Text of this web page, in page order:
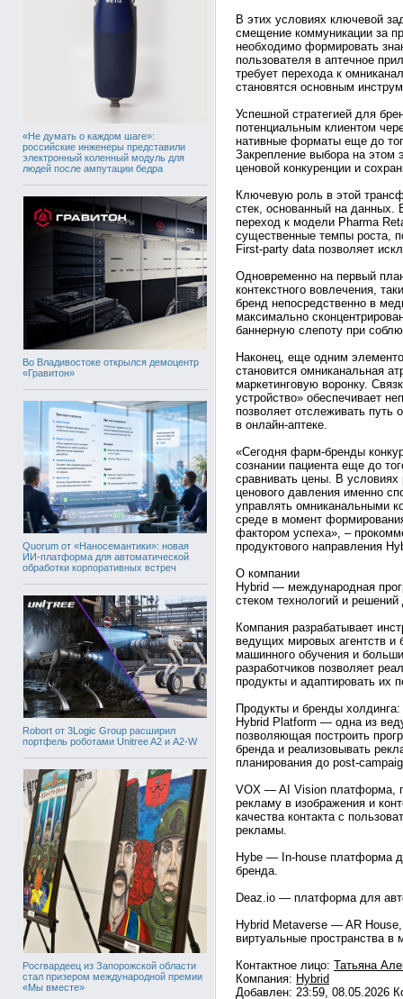
«Не думать о каждом шаге»:
российские инженеры представили
электронный коленный модуль для
людей после ампутации бедра
Во Владивостоке открылся демоцентр
«Гравитон»
Quorum от «Наносемантики»: новая
ИИ-платформа для автоматической
обработки корпоративных встреч
Robort от 3Logic Group расширил
портфель роботами Unitree A2 и A2-W
Росгвардеец из Запорожской области
стал призером международной премии
«Мы вместе»
В этих условиях ключевой
смещение коммуникации за
необходимо формировать
пользователя в аптечное
требует перехода к
становятся основным
Успешной стратегией для
потенциальным клиентом
нативные форматы еще до
Закрепление выбора на этом
ценовой конкуренции и
Ключевую роль в этой
стек, основанный на данных.
переход к модели Pharma
существенные темпы роста,
First-party data позволяет
Одновременно на первый
контекстного вовлечения,
бренд непосредственно в
максимально
баннерную слепоту при
Наконец, еще одним
становится омниканальная
маркетинговую воронку.
устройство» обеспечивает
позволяет отслеживать путь
в онлайн-аптеке.
«Сегодня фарм-бренды
сознании пациента еще до
сравнивать цены. В условиях
ценового давления именно
управлять омниканальными
среде в момент
фактором успеха», –
продуктового направления
О компании
Hybrid — международная
стеком технологий и
Компания разрабатывает
ведущих мировых агентств и
машинного обучения и
разработчиков позволяет
продукты и адаптировать их
Продукты и бренды холдинга:
Hybrid Platform — одна из
позволяющая построить
бренда и реализовывать
планирования до post-
VOX — AI Vision платформа,
рекламу в изображения и
качества контакта с
рекламы.
Hybe — In-house платформа
бренда.
Deaz.io — платформа для
Hybrid Metaverse — AR
виртуальные пространства в
Контактное лицо: Татьяна
Компания: Hybrid
Добавлен: 23:59, 08.05.2026